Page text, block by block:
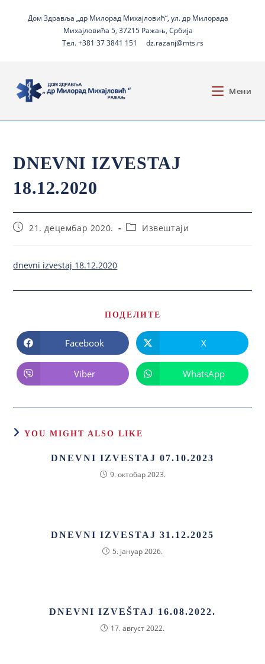
Дом Здравља „др Милорад Михајловић“, ул. др Милорада
Михајловића 5, 37215 Ражањ, Србија
Тел. +381 37 3841 151
dz.razanj@mts.rs
Мени
DNEVNI IZVESTAJ
18.12.2020
21. децембар 2020. Извештаји
dnevni izvestaj 18.12.2020
ПОДЕЛИТЕ
Facebook X
Viber WhatsApp
YOU MIGHT ALSO LIKE
DNEVNI IZVESTAJ 07.10.2023
9. октобар 2023.
DNEVNI IZVESTAJ 31.12.2025
5. јануар 2026.
DNEVNI IZVEŠTAJ 16.08.2022.
17. август 2022.